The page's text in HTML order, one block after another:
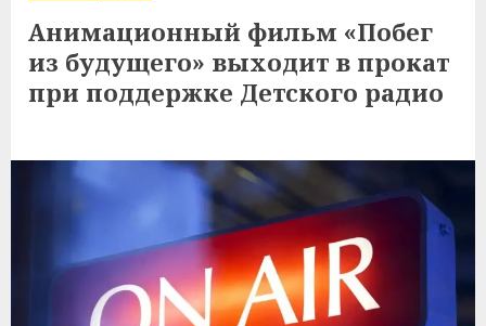
Анимационный фильм «Побег
из будущего» выходит в прокат
при поддержке Детского радио